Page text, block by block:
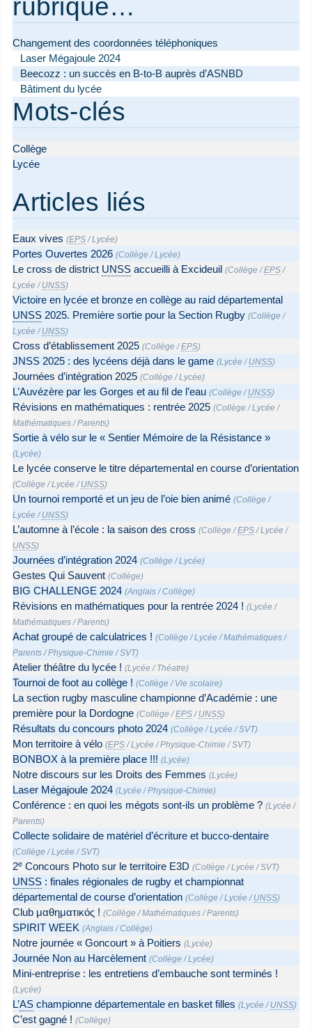
rubrique…
Changement des coordonnées téléphoniques
Laser Mégajoule 2024
Beecozz : un succès en B-to-B auprès d’ASNBD
Bâtiment du lycée
Mots-clés
Collège
Lycée
Articles liés
Eaux vives (EPS /Lycée)
Portes Ouvertes 2026 (Collège /Lycée)
Le cross de district UNSS accueilli à Excideuil (Collège /EPS /
Lycée / UNSS)
Victoire en lycée et bronze en collège au raid départemental
UNSS 2025. Première sortie pour la Section Rugby (Collège /
Lycée / UNSS)
Cross d’établissement 2025 (Collège /EPS)
JNSS 2025 : des lycéens déjà dans le game (Lycée / UNSS)
Journées d’intégration 2025 (Collège /Lycée)
L’Auvézère par les Gorges et au fil de l’eau (Collège / UNSS)
Révisions en mathématiques : rentrée 2025 (Collège /Lycée /
Mathématiques /Parents)
Sortie à vélo sur le « Sentier Mémoire de la Résistance »
(Lycée)
Le lycée conserve le titre départemental en course d’orientation
(Collège /Lycée / UNSS)
Un tournoi remporté et un jeu de l’oie bien animé (Collège /
Lycée / UNSS)
L’automne à l’école : la saison des cross (Collège /EPS /Lycée /
UNSS)
Journées d’intégration 2024 (Collège /Lycée)
Gestes Qui Sauvent (Collège)
BIG CHALLENGE 2024 (Anglais /Collège)
Révisions en mathématiques pour la rentrée 2024 ! (Lycée /
Mathématiques /Parents)
Achat groupé de calculatrices ! (Collège /Lycée /Mathématiques /
Parents /Physique-Chimie /SVT)
Atelier théâtre du lycée ! (Lycée / Théatre)
Tournoi de foot au collège ! (Collège / Vie scolaire)
La section rugby masculine championne d’Académie : une
première pour la Dordogne (Collège /EPS / UNSS)
Résultats du concours photo 2024 (Collège /Lycée /SVT)
Mon territoire à vélo (EPS /Lycée /Physique-Chimie /SVT)
BONBOX à la première place !!! (Lycée)
Notre discours sur les Droits des Femmes (Lycée)
Laser Mégajoule 2024 (Lycée /Physique-Chimie)
Conférence : en quoi les mégots sont-ils un problème ? (Lycée /
Parents)
Collecte solidaire de matériel d’écriture et bucco-dentaire
(Collège /Lycée /SVT)
2e Concours Photo sur le territoire E3D (Collège /Lycée /SVT)
UNSS : finales régionales de rugby et championnat
départemental de course d’orientation (Collège /Lycée / UNSS)
Club μαθηματικός ! (Collège /Mathématiques /Parents)
SPIRIT WEEK (Anglais /Collège)
Notre journée « Goncourt » à Poitiers (Lycée)
Journée Non au Harcèlement (Collège /Lycée)
Mini-entreprise : les entretiens d’embauche sont terminés !
(Lycée)
L’AS championne départementale en basket filles (Lycée / UNSS)
C’est gagné ! (Collège)